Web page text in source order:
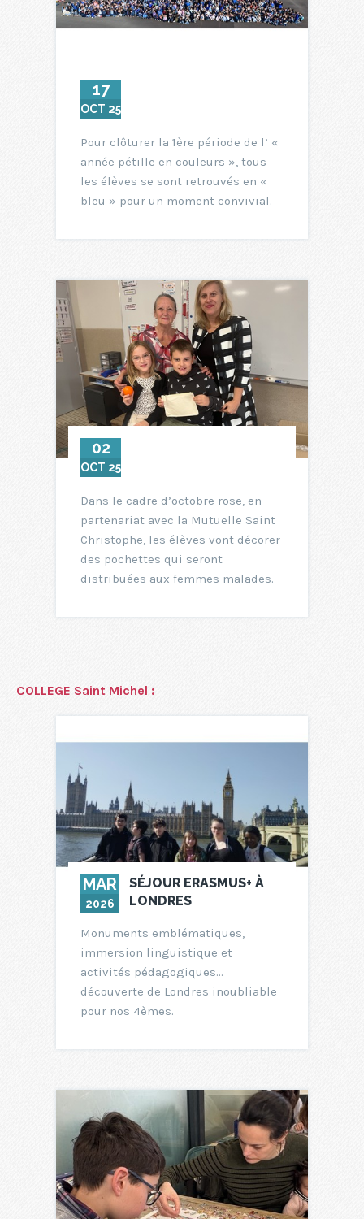
17
OCT 25
Pour clôturer la 1ère période de l’ «
année pétille en couleurs », tous
les élèves se sont retrouvés en «
bleu » pour un moment convivial.
02
OCT 25
Dans le cadre d’octobre rose, en
partenariat avec la Mutuelle Saint
Christophe, les élèves vont décorer
des pochettes qui seront
distribuées aux femmes malades.
COLLEGE Saint Michel :
MAR
2026
SÉJOUR ERASMUS+ À
LONDRES
Monuments emblématiques,
immersion linguistique et
activités pédagogiques…
découverte de Londres inoubliable
pour nos 4èmes.